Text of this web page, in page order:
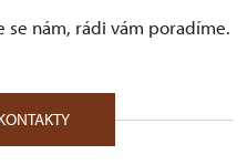
se nám, rádi vám poradíme.